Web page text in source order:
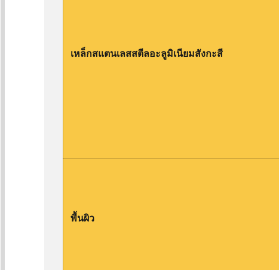
เหล็กสแตนเลสสตีลอะลูมิเนียมสังกะสี
พื้นผิว